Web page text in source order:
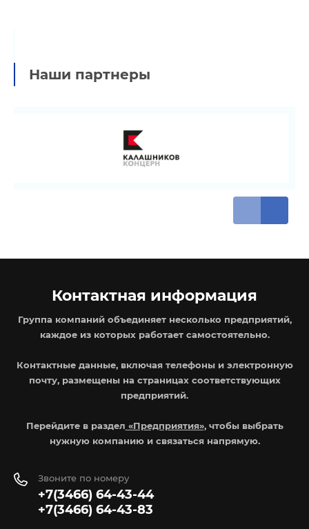
Наши партнеры
Контактная информация
Группа компаний объединяет несколько предприятий,
каждое из которых работает самостоятельно.
Контактные данные, включая телефоны и электронную
почту, размещены на страницах соответствующих
предприятий.
Перейдите в раздел «Предприятия», чтобы выбрать
нужную компанию и связаться напрямую.
Звоните по номеру
+7(3466) 64-43-44
+7(3466) 64-43-83